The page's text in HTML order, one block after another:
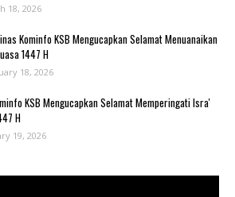
18, 2026
Kominfo KSB Mengucapkan Selamat Menuanaikan
1447 H
18, 2026
KSB Mengucapkan Selamat Memperingati Isra'
H
19, 2026